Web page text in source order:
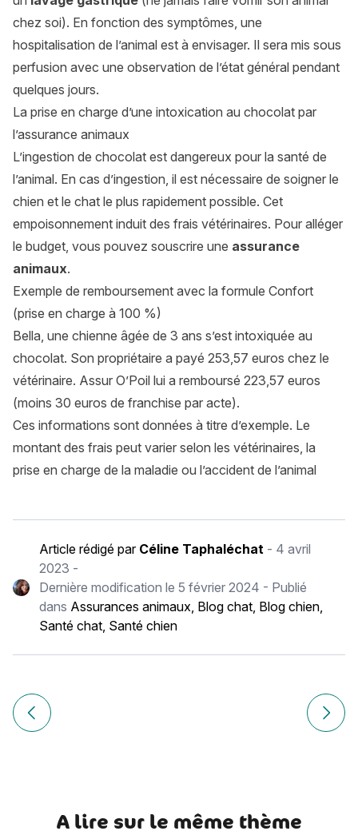
chez soi). En fonction des symptômes, une
hospitalisation de l’animal est à envisager. Il sera mis sous
perfusion avec une observation de l’état général pendant
quelques jours.
La prise en charge d’une intoxication au chocolat par
l’assurance animaux
L’ingestion de chocolat est dangereux pour la santé de
l’animal. En cas d’ingestion, il est nécessaire de soigner le
chien et le chat le plus rapidement possible. Cet
empoisonnement induit des frais vétérinaires. Pour alléger
le budget, vous pouvez souscrire une assurance
animaux.
Exemple de remboursement avec la formule Confort
(prise en charge à 100 %)
Bella, une chienne âgée de 3 ans s’est intoxiquée au
chocolat. Son propriétaire a payé 253,57 euros chez le
vétérinaire. Assur O’Poil lui a remboursé 223,57 euros
(moins 30 euros de franchise par acte).
Ces informations sont données à titre d’exemple. Le
montant des frais peut varier selon les vétérinaires, la
prise en charge de la maladie ou l’accident de l’animal
Article rédigé par Céline Taphaléchat - 4 avril
2023 -
Dernière modification le5 février 2024 - Publié
dans Assurances animaux, Blog chat, Blog chien,
Santé chat, Santé chien
Navigation
de
Article précédent Chien et nouveau-né : nos conseilsArticle
A lire sur le même thème